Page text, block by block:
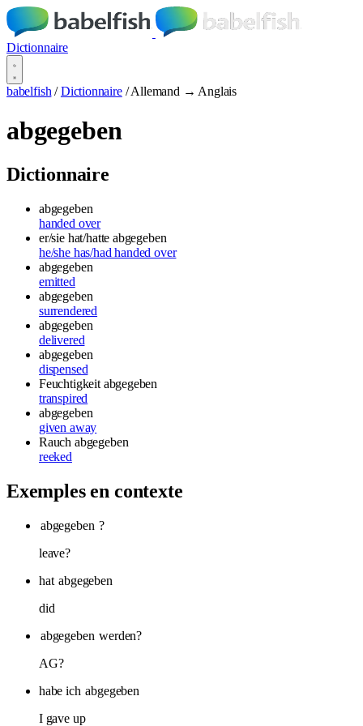
Dictionnaire
babelfish / Dictionnaire / Allemand → Anglais
abgegeben
Dictionnaire
abgegeben
handed over
er/sie hat/hatte abgegeben
he/she has/had handed over
abgegeben
emitted
abgegeben
surrendered
abgegeben
delivered
abgegeben
dispensed
Feuchtigkeit abgegeben
transpired
abgegeben
given away
Rauch abgegeben
reeked
Exemples en contexte
abgegeben ?
leave?
hat abgegeben
did
abgegeben werden?
AG?
habe ich abgegeben
I gave up